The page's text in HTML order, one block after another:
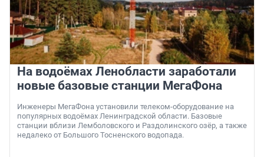
На водоёмах Ленобласти заработали
новые базовые станции МегаФона
Инженеры МегаФона установили телеком-оборудование на
популярных водоёмах Ленинградской области. Базовые
станции вблизи Лемболовского и Раздолинского озёр, а также
недалеко от Большого Тосненского водопада.